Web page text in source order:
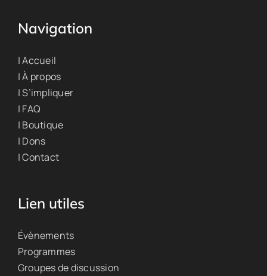
Navigation
| Accueil
| À propos
| S’impliquer
| FAQ
| Boutique
| Dons
| Contact
Lien utiles
Évènements
Programmes
Groupes de discussion